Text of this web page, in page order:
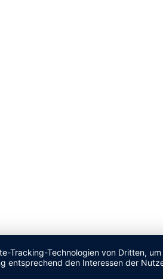
Tracking-Technologien von Dritten,
entsprechend den Interessen der